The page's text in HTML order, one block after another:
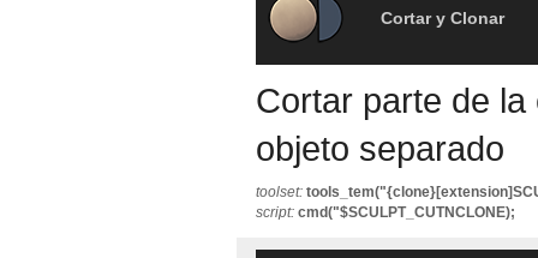
Cortar y Clonar
Cortar parte de
objeto separado
toolset:
script: cmd("$SCULPT_CUTNCLONE);